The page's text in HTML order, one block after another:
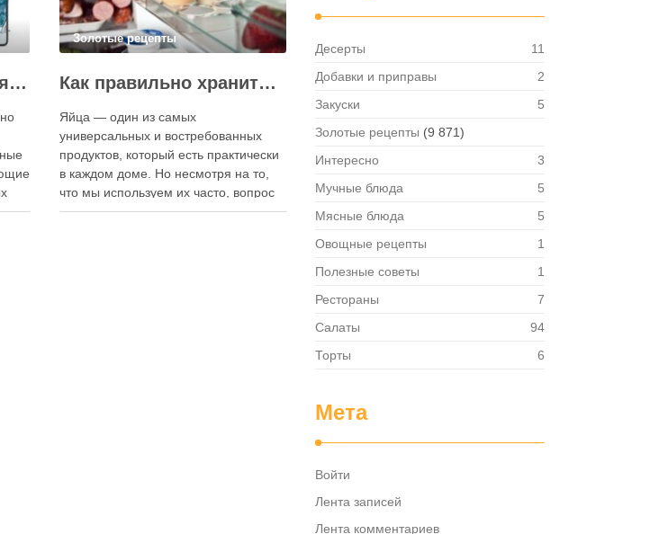
Кулинарная вселенная в цифре: топ-3 самых больших электронных книг рецептов
Золотые рецепты
Как правильно хранить яйца: в холодильнике или на полке?
Яйца — один из самых
универсальных и востребованных
продуктов, который есть практически
в каждом доме. Но несмотря на то,
что мы используем их часто, вопрос
хранения остаётся актуальным: где
Десерты
11
Добавки и приправы
2
Закуски
5
Золотые рецепты (9 871)
Интересно
3
Мучные блюда
5
Мясные блюда
5
Овощные рецепты
1
Полезные советы
1
Рестораны
7
Салаты
94
Торты
6
Мета
Войти
Лента записей
Лента комментариев